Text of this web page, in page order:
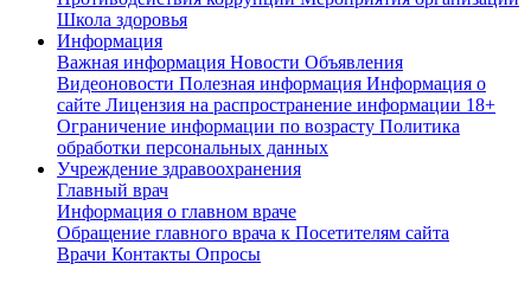
Школа здоровья
Информация
Важная информация Новости Объявления
Видеоновости Полезная информация Информация о
сайте Лицензия на распространение информации 18+
Ограничение информации по возрасту Политика
обработки персональных данных
Учреждение здравоохранения
Главный врач
Информация о главном враче
Обращение главного врача к Посетителям сайта
Врачи Контакты Опросы